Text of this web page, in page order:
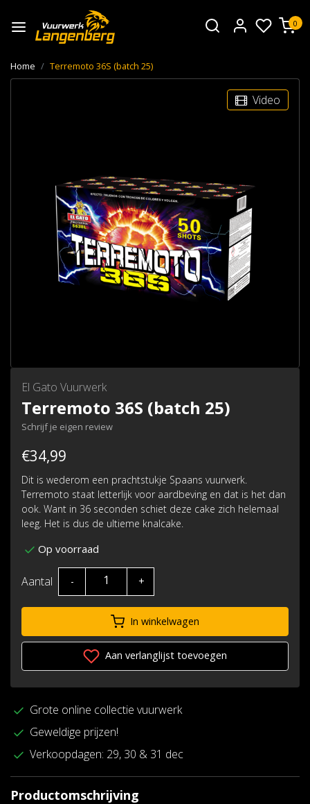
0
Home Terremoto 36S (batch 25)
Video
El Gato Vuurwerk
Terremoto 36S (batch 25)
Schrijf je eigen review
€34,99
Dit is wederom een prachtstukje Spaans vuurwerk.
Terremoto staat letterlijk voor aardbeving en dat is het dan
ook. Want in 36 seconden schiet deze cake zich helemaal
leeg. Het is dus de ultieme knalcake.
Op voorraad
Aantal - +
In winkelwagen
Aan verlanglijst toevoegen
Grote online collectie vuurwerk
Geweldige prijzen!
Verkoopdagen: 29, 30 & 31 dec
Productomschrijving